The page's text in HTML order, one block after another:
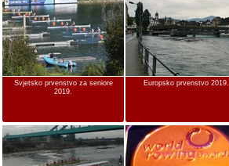
Svjetsko prvenstvo za seniore
2019.
Europsko prvenstvo 2019.